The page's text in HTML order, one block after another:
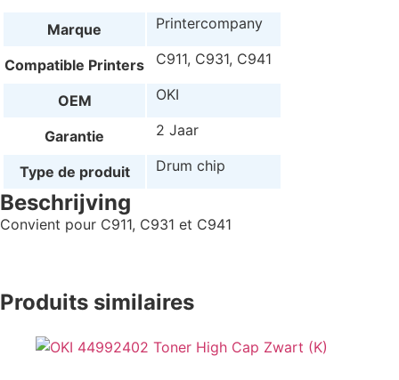
Marque Printercompany
Compatible Printers C911, C931, C941
OEM OKI
Garantie 2 Jaar
Type de produit Drum chip
Beschrijving
Convient pour C911, C931 et C941
Produits similaires